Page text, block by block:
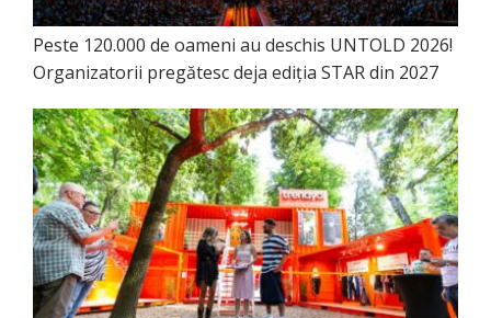
Peste 120.000 de oameni au deschis UNTOLD 2026!
Organizatorii pregătesc deja ediția STAR din 2027